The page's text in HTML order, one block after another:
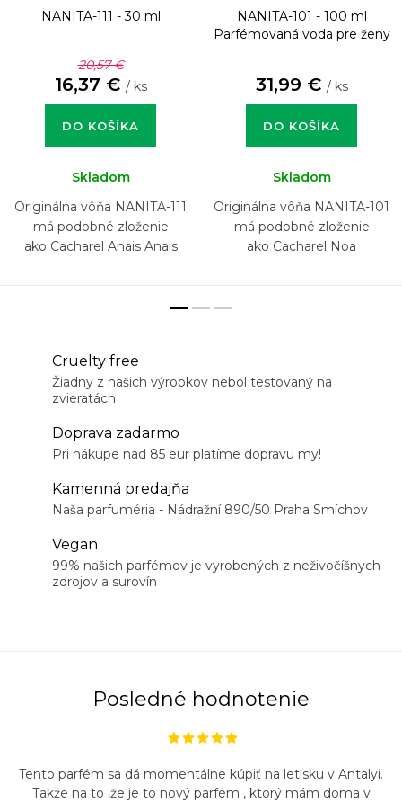
NANITA-111 - 30 ml
20,57 €
16,37 € / ks
DO KOŠÍKA
Skladom
Originálna vôňa NANITA-111
má podobné zloženie
ako Cacharel Anais Anais
NANITA-101 - 100 ml
Parfémovaná voda pre ženy
31,99 € / ks
DO KOŠÍKA
Skladom
Originálna vôňa NANITA-101
má podobné zloženie
ako Cacharel Noa
Cruelty free
Žiadny z našich výrobkov nebol testovaný na
zvieratách
Doprava zadarmo
Pri nákupe nad 85 eur platíme dopravu my!
Kamenná predajňa
Naša parfuméria - Nádražní 890/50 Praha Smíchov
Vegan
99% našich parfémov je vyrobených z neživočíšnych
zdrojov a surovín
Posledné hodnotenie
Tento parfém sa dá momentálne kúpiť na letisku v Antalyi.
Takže na to ,že je to nový parfém , ktorý mám doma v